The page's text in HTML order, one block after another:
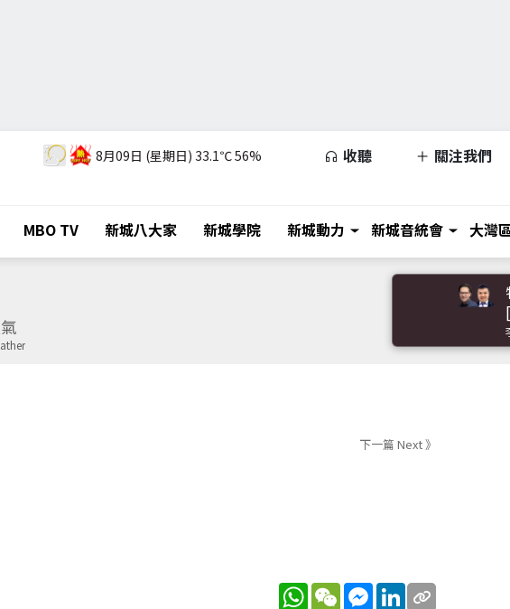
8月09日 (星期日) 33.1℃56% 收聽 關注我們
MBO TV 新城八大家 新城學院 新城動力 新城音統會 大灣
下一篇 Next 》
WhatsApp
WeChatMessenger
LinkedIn